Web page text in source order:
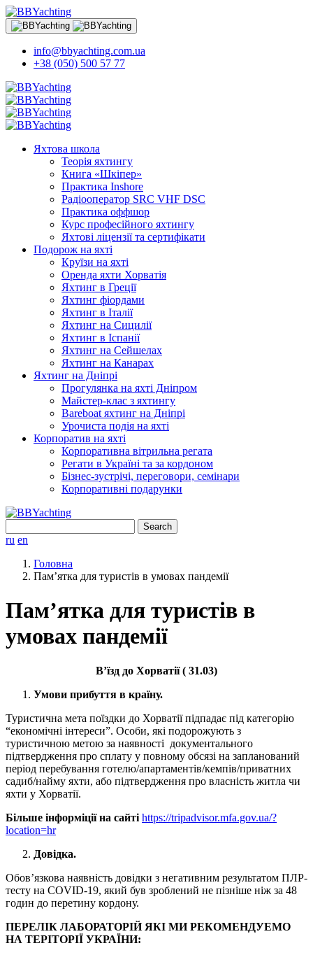
info@bbyachting.com.ua
+38 (050) 500 57 77
Яхтова школа
Теорія яхтингу
Книга «Шкіпер»
Практика Inshore
Радіооператор SRC VHF DSC
Практика оффшор
Курс професійного яхтингу
Яхтові ліцензії та сертифікати
Подорож на яхті
Круїзи на яхті
Оренда яхти Хорватія
Яхтинг в Греції
Яхтинг фіордами
Яхтинг в Італії
Яхтинг на Сицилії
Яхтинг в Іспанії
Яхтинг на Сейшелах
Яхтинг на Канарах
Яхтинг на Дніпрі
Прогулянка на яхті Дніпром
Майстер-клас з яхтингу
Bareboat яхтинг на Дніпрі
Урочиста подія на яхті
Корпоратив на яхті
Корпоративна вітрильна регата
Регати в Україні та за кордоном
Бізнес-зустрічі, переговори, семінари
Корпоративні подарунки
for:
ru en
Головна
Пам’ятка для туристів в умовах пандемії
Пам’ятка для туристів в
умовах пандемії
В’їзд до Хорватії ( 31.03)
Умови прибуття в країну.
Туристична мета поїздки до Хорватії підпадає під категорію
“економічні інтереси”. Особи, які подорожують з
туристичною метою за наявності документального
підтвердження про сплату у повному обсязі на запланований
період перебування готелю/апартаментів/кемпів/приватних
садиб/найму яхти, або підтвердження про власність житла чи
яхти у Хорватії.
Більше інформіції на сайті https://tripadvisor.mfa.gov.ua/?
location=hr
Довідка.
Обов’язкова наявність довідки з негативним результатом ПЛР-
тесту на COVID-19, який був зроблений не пізніше ніж за 48
годин до перетину кордону.
ПЕРЕЛІК ЛАБОРАТОРІЙ ЯКІ МИ РЕКОМЕНДУЕМО
НА ТЕРІТОРІЇ УКРАЇНИ: